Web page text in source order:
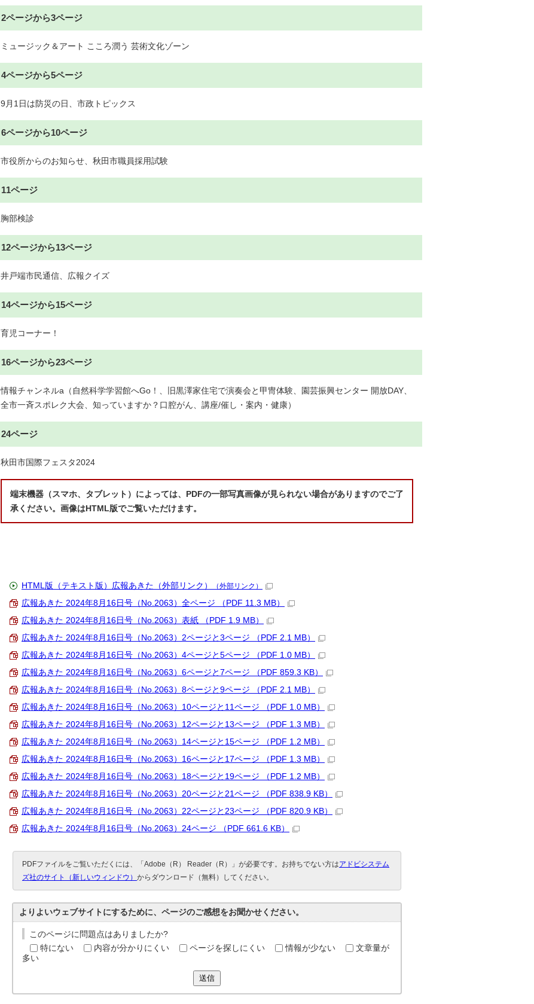
2ページから3ページ
ミュージック＆アート こころ潤う 芸術文化ゾーン
4ページから5ページ
9月1日は防災の日、市政トピックス
6ページから10ページ
市役所からのお知らせ、秋田市職員採用試験
11ページ
胸部検診
12ページから13ページ
井戸端市民通信、広報クイズ
14ページから15ページ
育児コーナー！
16ページから23ページ
情報チャンネルa（自然科学学習館へGo！、旧黒澤家住宅で演奏会と甲冑体験、園芸振興センター 開放DAY、
全市一斉スポレク大会、知っていますか？口腔がん、講座/催し・案内・健康）
24ページ
秋田市国際フェスタ2024
端末機器（スマホ、タブレット）によっては、PDFの一部写真画像が見られない場合がありますのでご了
承ください。画像はHTML版でご覧いただけます。
HTML版（テキスト版）広報あきた（外部リンク） （外部リンク）
広報あきた 2024年8月16日号（No.2063）全ページ （PDF 11.3 MB）
広報あきた 2024年8月16日号（No.2063）表紙 （PDF 1.9 MB）
広報あきた 2024年8月16日号（No.2063）2ページと3ページ （PDF 2.1 MB）
広報あきた 2024年8月16日号（No.2063）4ページと5ページ （PDF 1.0 MB）
広報あきた 2024年8月16日号（No.2063）6ページと7ページ （PDF 859.3 KB）
広報あきた 2024年8月16日号（No.2063）8ページと9ページ （PDF 2.1 MB）
広報あきた 2024年8月16日号（No.2063）10ページと11ページ （PDF 1.0 MB）
広報あきた 2024年8月16日号（No.2063）12ページと13ページ （PDF 1.3 MB）
広報あきた 2024年8月16日号（No.2063）14ページと15ページ （PDF 1.2 MB）
広報あきた 2024年8月16日号（No.2063）16ページと17ページ （PDF 1.3 MB）
広報あきた 2024年8月16日号（No.2063）18ページと19ページ （PDF 1.2 MB）
広報あきた 2024年8月16日号（No.2063）20ページと21ページ （PDF 838.9 KB）
広報あきた 2024年8月16日号（No.2063）22ページと23ページ （PDF 820.9 KB）
広報あきた 2024年8月16日号（No.2063）24ページ （PDF 661.6 KB）
PDFファイルをご覧いただくには、「Adobe（R） Reader（R）」が必要です。お持ちでない方はアドビシステム
ズ社のサイト（新しいウィンドウ） からダウンロード（無料）してください。
よりよいウェブサイトにするために、ページのご感想をお聞かせください。
このページに問題点はありましたか?
特にない
内容が分かりにくい ページを探しにくい 情報が少ない
文章量が
多い
送信